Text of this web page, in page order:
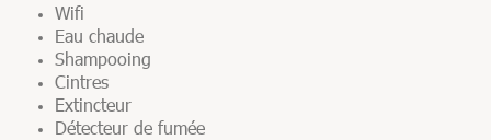
Wifi
Eau chaude
Shampooing
Cintres
Extincteur
Détecteur de fumée